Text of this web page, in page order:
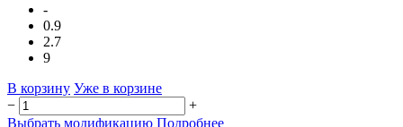
-
0.9
2.7
9
В корзину Уже в корзине
−
+
Выбрать модификацию Подробнее